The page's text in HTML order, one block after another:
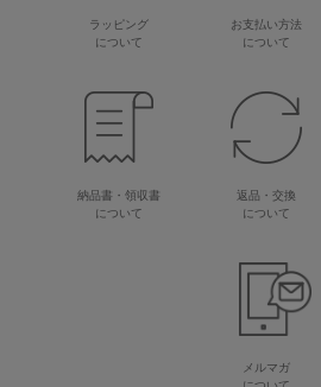
ラッピング
について
お支払い方法
について
納品書・領収書
について
返品・交換
について
メルマガ